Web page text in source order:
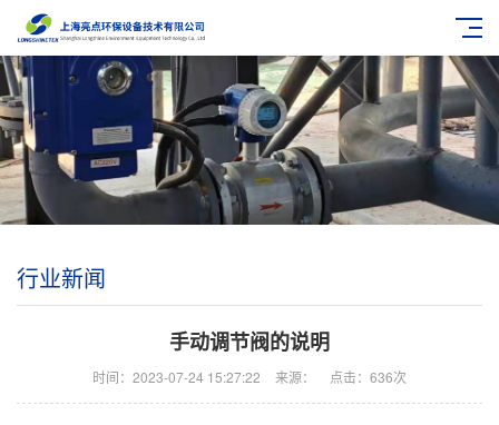
行业新闻
手动调节阀的说明
时间：2023-07-24 15:27:22 来源： 点击：636次